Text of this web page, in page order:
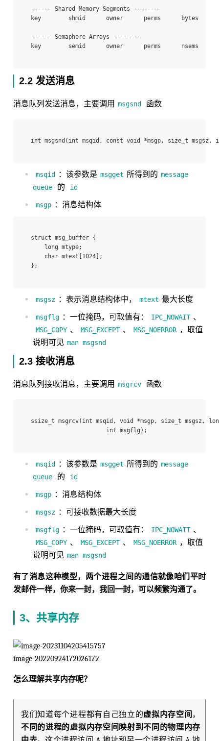
------ Shared Memory Segments --------
key        shmid      owner      perms
------ Semaphore Arrays --------
2.2 发送消息
消息队列发送消息，主要调用 msgsnd 函数
msqid ：该参数是 msgget 所得到的 message
queue
的 id
msgp ：消息结构体
struct msg_buffer {
long mtype;
char mtext[1024];
msgsz ：表示消息结构体中， mtext 最大长度
msgflg ：一位掩码，可取值有： IPC_NOWAIT 、
MSG_COPY 、 MSG_EXCEPT 、 MSG_NOERROR ，取值
说明可见 man msgsnd
2.3 接收消息
消息队列接收消息，主要调用 msgrcv 函数
ssize_t msgrcv(int msqid, void *msgp, size_t msgsz,
msqid ：该参数是 msgget 所得到的 message
queue
的 id
msgp ：消息结构体
msgsz ：可接收数据最大长度
msgflg ：一位掩码，可取值有： IPC_NOWAIT 、
MSG_COPY 、 MSG_EXCEPT 、 MSG_NOERROR ，取值
说明可见 man msgsnd
有了消息这种模型，两个进程之间的通信就像咱们平时
发邮件一样，你来一封，我回一封，可以频繁沟通了。
3、共享内存
image-20220924172026172
怎么理解共享内存呢？
我们知道每个进程都有自己独立的虚拟内存空间 ，
不同的进程的虚拟内存空间映射到不同的物理内存